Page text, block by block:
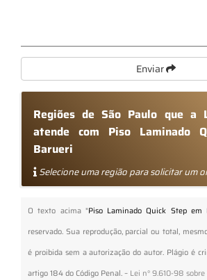
Enviar
Regiões de São Paulo que a
atende com Piso Laminado
Barueri
Selecione uma região para solicitar um
O texto acima "Piso Laminado Quick Step em
reservado. Sua reprodução, parcial ou total,
é proibida sem a autorização do autor. Plágio é
artigo 184 do Código Penal. – Lei n° 9.610-98